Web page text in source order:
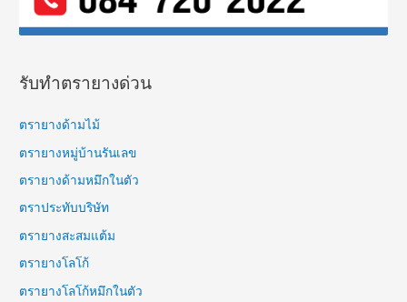
รับทำตรายางด่วน
ตรายางด้ามไม้
ตรายางหมู่บ้านรันเลข
ตรายางด้ามหมึกในตัว
ตราประทับบริษัท
ตรายางสะสมแต้ม
ตรายางโลโก้
ตรายางโลโก้หมึกในตัว